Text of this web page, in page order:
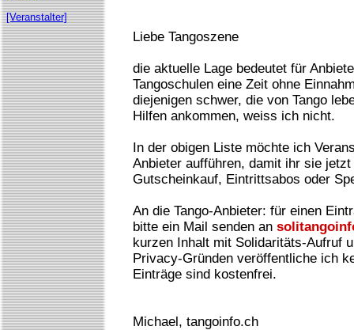
[Veranstalter]
Liebe Tangoszene
die aktuelle Lage bedeutet für
Tangoschulen eine Zeit ohne
diejenigen schwer, die von Tango
Hilfen ankommen, weiss ich nicht.
In der obigen Liste möchte ich
Anbieter aufführen, damit ihr sie
Gutscheinkauf, Eintrittsabos oder
An die Tango-Anbieter: für einen
bitte ein Mail senden an
kurzen Inhalt mit Solidaritäts-Aufruf
Privacy-Gründen veröffentliche ich
Einträge sind kostenfrei.
Michael, tangoinfo.ch